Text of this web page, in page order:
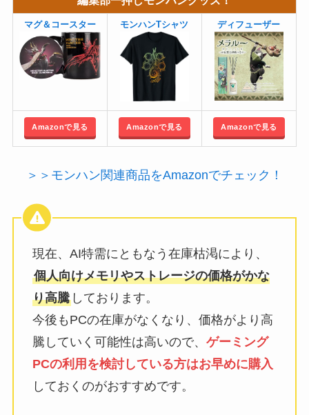
マグ＆コースター モンハンTシャツ ディフューザー
Amazonで見る Amazonで見る Amazonで見る
＞＞モンハン関連商品をAmazonでチェック！
現在、AI特需にともなう在庫枯渇により、
個人向けメモリやストレージの価格がかな
り高騰しております。
今後もPCの在庫がなくなり、価格がより高
騰していく可能性は高いので、 ゲーミング
PCの利用を検討している方はお早めに購入
しておくのがおすすめです。